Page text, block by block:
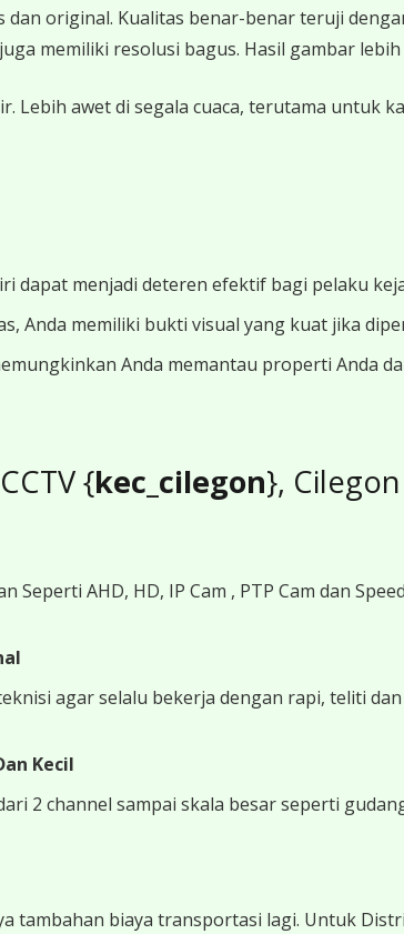
original. Kualitas benar-benar teruji
memiliki resolusi bagus. Hasil gambar
awet di segala cuaca, terutama untuk
dapat menjadi deteren efektif bagi pelaku
Anda memiliki bukti visual yang kuat jika
Anda memantau properti Anda
{kec_cilegon}, Cilegon
AHD, HD, IP Cam , PTP Cam dan
agar selalu bekerja dengan rapi, teliti
Kecil
2 channel sampai skala besar seperti
tambahan biaya transportasi lagi. Untuk